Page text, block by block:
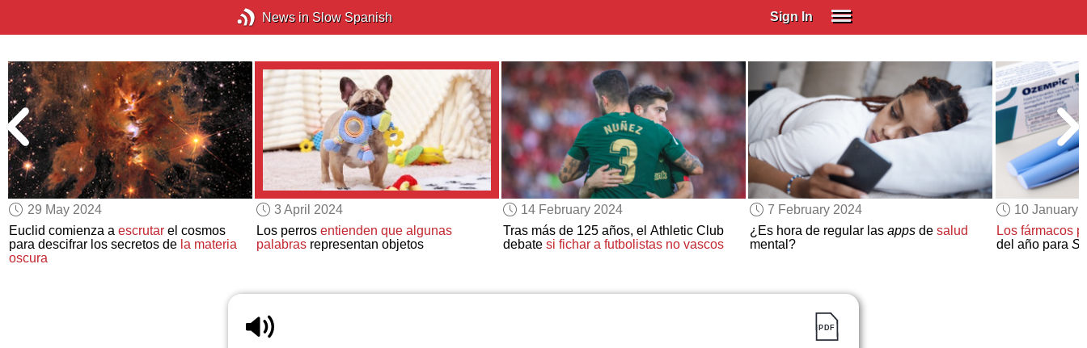
News in Slow Spanish Sign In
Spanish (Spain)
Spanish (Latino)
SUBSCRIBE
EDUCATIONAL LICENSES
GIFT CARDS
OTHER LANGUAGES
29 May 2024
Euclid comienza aescrutar el cosmos
para descifrar los secretos de la materia
oscura
3 April 2024
Los perros entienden que algunas
palabrasrepresentan objetos
14 February 2024
Tras más de 125 años, el Athletic Club
debate si fichar a futbolistas no vascos
7 February 2024
¿Es hora de regular las appsde salud
mental?
10 January
Los fármacos
del año para